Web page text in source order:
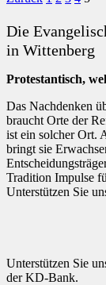
Die
in Wittenberg
Protestantisch,
Das Nachdenken
braucht Orte der
ist ein solcher Ort.
bringt sie
Tradition Impulse
Unterstützen Sie
Unterstützen Sie
der KD-Bank.